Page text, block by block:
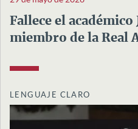
Fallece el
miembro de la Real
LENGUAJE CLARO